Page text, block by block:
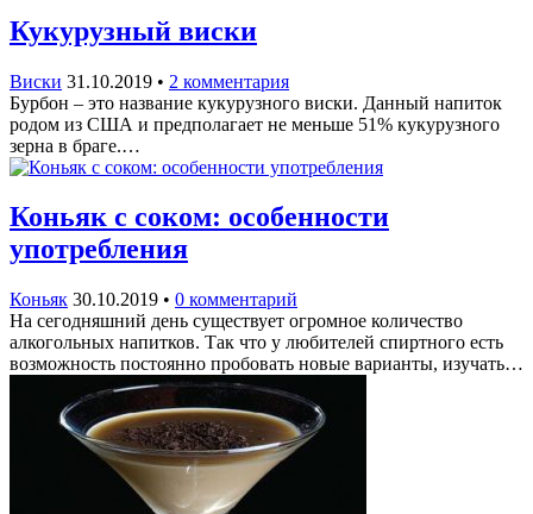
Кукурузный виски
Виски 31.10.2019 • 2 комментария
Бурбон – это название кукурузного виски. Данный напиток
родом из США и предполагает не меньше 51% кукурузного
зерна в браге.…
Коньяк с соком: особенности
употребления
Коньяк 30.10.2019 • 0 комментарий
На сегодняшний день существует огромное количество
алкогольных напитков. Так что у любителей спиртного есть
возможность постоянно пробовать новые варианты, изучать…